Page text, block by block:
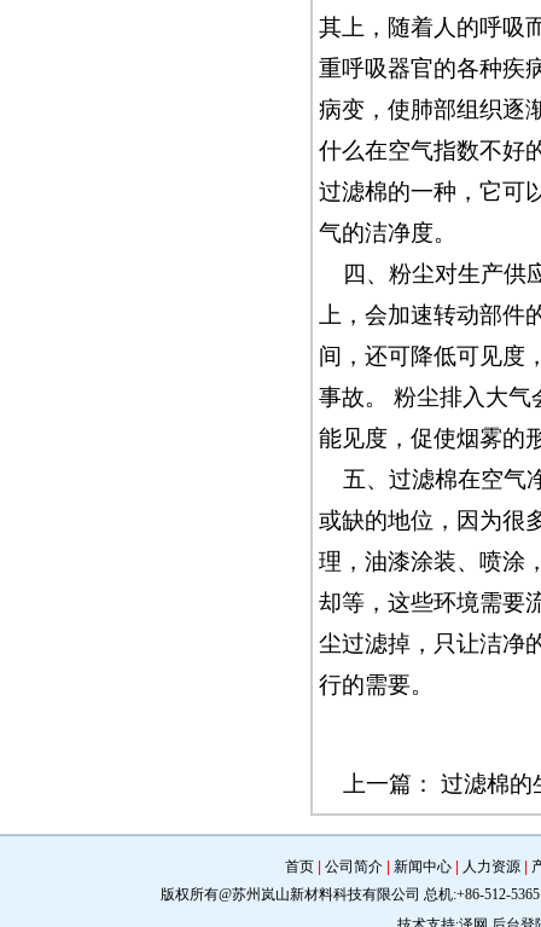
其上，随着人的呼吸
重呼吸器官的各种疾
病变，使肺部组织逐
什么在空气指数不好
过滤棉的一种，它可
气的洁净度。
四、粉尘对生产供
上，会加速转动部
间，还可降低可见度
事故。 粉尘排入大气
能见度，促使烟雾的
五、过滤棉在空气
或缺的地位，因为很
理，油漆涂装、喷涂
却等，这些环境需要
尘过滤掉，只让洁净
行的需要。
上一篇： 过滤棉的
首页| 公司简介| 新闻中心| 人力资源|
版权所有@苏州岚山新材料科技有限公司 总机:+86-512-5365